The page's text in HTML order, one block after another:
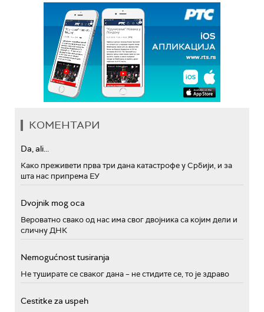
КОМЕНТАРИ
Da, ali...
Како преживети прва три дана катастрофе у Србији, и за
шта нас припрема ЕУ
Dvojnik mog oca
Вероватно свако од нас има свог двојника са којим дели и
сличну ДНК
Nemogućnost tusiranja
Не туширате се сваког дана – не стидите се, то је здраво
Cestitke za uspeh